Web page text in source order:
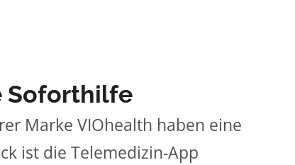
Soforthilfe
Marke VIOhealth haben eine
ist die Telemedizin-App